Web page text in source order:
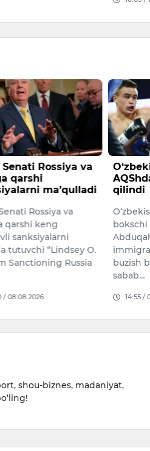
bokschi
deportatsiya
professional
Qudratillo
AQShda
qoidalarini
bilan bog‘liq holat
/ 08.08.2026
million
umumiy
million
14:40 /
shou-biznes, madaniyat,